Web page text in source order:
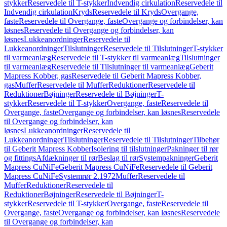
stykkerReservedele til T-stykkerIndvendig cirkulationReservedele til
Indvendig cirkulationKrydsReservedele til KrydsOvergange,
fasteReservedele til Overgange, fasteOvergange og forbindelser, kan
løsnesReservedele til Overgange og forbindelser, kan
løsnesLukkeanordningerReservedele til
LukkeanordningerTilslutningerReservedele til TilslutningerT-stykker
til varmeanlægReservedele til T-stykker til varmeanlægTilslutninger
til varmeanlægReservedele til Tilslutninger til varmeanlægGeberit
Mapress Kobber, gasReservedele til Geberit Mapress Kobber,
gasMufferReservedele til MufferReduktionerReservedele til
ReduktionerBøjningerReservedele til BøjningerT-
stykkerReservedele til T-stykkerOvergange, fasteReservedele til
Overgange, fasteOvergange og forbindelser, kan løsnesReservedele
til Overgange og forbindelser, kan
løsnesLukkeanordningerReservedele til
LukkeanordningerTilslutningerReservedele til TilslutningerTilbehør
til Geberit Mapress KobberIsolering til tilslutningerPakninger til rør
og fittingsAfdækninger til rørBeslag til rørSystempakningerGeberit
Mapress CuNiFeGeberit Mapress CuNiFeReservedele til Geberit
Mapress CuNiFeSystemrør 2.1972MufferReservedele til
MufferReduktionerReservedele til
ReduktionerBøjningerReservedele til BøjningerT-
stykkerReservedele til T-stykkerOvergange, fasteReservedele til
Overgange, fasteOvergange og forbindelser, kan løsnesReservedele
til Overgange og forbindelser, kan